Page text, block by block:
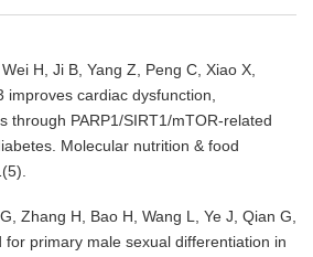
H, Ji B, Yang Z, Peng C, Xiao X,
improves cardiac dysfunction,
through PARP1/SIRT1/mTOR‐related
Molecular nutrition & food
Zhang H, Bao H, Wang L, Ye J, Qian G,
primary male sexual differentiation in